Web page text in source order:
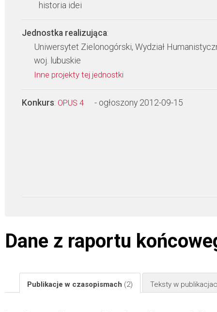
historia idei
Jednostka realizująca:
Uniwersytet Zielonogórski, Wydział
woj. lubuskie
Inne projekty tej jednostki
Konkurs: OPUS 4 - ogłoszony 2012-09-15
Dane z raportu
Publikacje w czasopismach (2) Teksty w